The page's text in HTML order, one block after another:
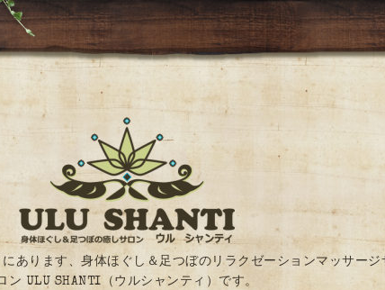
あります、身体ほぐし＆足つぼのリラクゼーションマッサージ
ン ULU SHANTI（ウルシャンティ）です。